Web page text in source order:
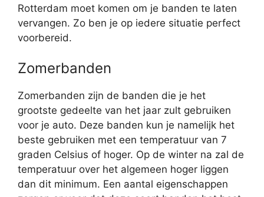
Rotterdam moet komen om je banden te laten
vervangen. Zo ben je op iedere situatie perfect
voorbereid.
Zomerbanden
Zomerbanden zijn de banden die je het
grootste gedeelte van het jaar zult gebruiken
voor je auto. Deze banden kun je namelijk het
beste gebruiken met een temperatuur van 7
graden Celsius of hoger. Op de winter na zal de
temperatuur over het algemeen hoger liggen
dan dit minimum. Een aantal eigenschappen